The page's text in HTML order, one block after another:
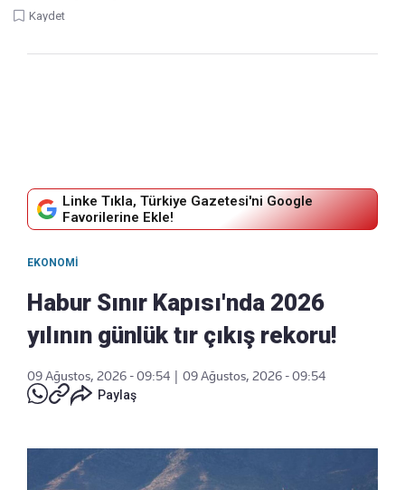
Kaydet
Linke Tıkla, Türkiye Gazetesi'ni Google
Favorilerine Ekle!
EKONOMI
Habur Sınır Kapısı'nda 2026
yılının günlük tır çıkış rekoru!
09 Ağustos, 2026 - 09:54
09 Ağustos, 2026 - 09:54
Paylaş